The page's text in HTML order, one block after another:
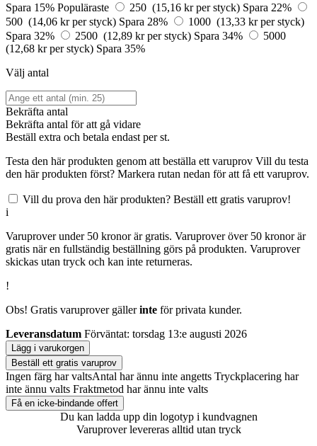
Spara 15% Populäraste 250 (15,16 kr per styck) Spara 22%
500 (14,06 kr per styck) Spara 28%
1000 (13,33 kr per styck)
Spara 32%
2500 (12,89 kr per styck) Spara 34%
5000
(12,68 kr per styck) Spara 35%
Välj antal
Bekräfta antal
Bekräfta antal för att gå vidare
Beställ extra och betala endast per st.
Testa den här produkten genom att beställa ett varuprov Vill du testa
den här produkten först? Markera rutan nedan för att få ett varuprov.
Vill du prova den här produkten? Beställ ett gratis varuprov!
i
Varuprover under 50 kronor är gratis. Varuprover över 50 kronor är
gratis när en fullständig beställning görs på produkten. Varuprover
skickas utan tryck och kan inte returneras.
!
Obs! Gratis varuprover gällerinte för privata kunder.
Leveransdatum Förväntat: torsdag 13:e augusti 2026
Lägg i varukorgen
Beställ ett gratis varuprov
Ingen färg har valtsAntal har ännu inte angetts Tryckplacering har
inte ännu valts Fraktmetod har ännu inte valts
Få en icke-bindande offert
Du kan ladda upp din logotyp i kundvagnen
Varuprover levereras alltid utan tryck